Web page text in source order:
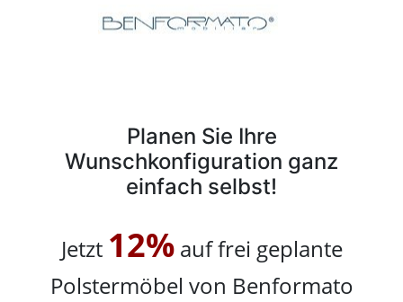
Planen Sie Ihre
Wunschkonfiguration ganz
einfach selbst!
Jetzt 12%auf frei geplante
Polstermöbel von Benformato